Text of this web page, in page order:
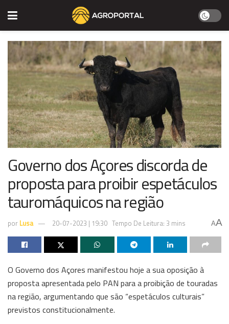
Governo dos Açores discorda de
proposta para proibir espetáculos
tauromáquicos na região
por Lusa 20-07-2023 | 19:30 Tempo De Leitura: 3 mins AA
O Governo dos Açores manifestou hoje a sua oposição à
proposta apresentada pelo PAN para a proibição de touradas
na região, argumentando que são “espetáculos culturais”
previstos constitucionalmente.